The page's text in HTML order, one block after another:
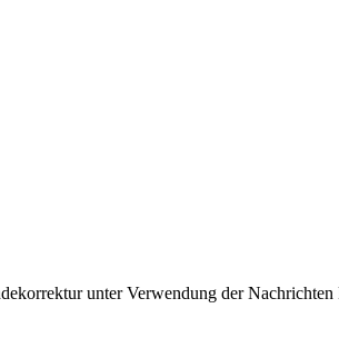
unter Verwendung der